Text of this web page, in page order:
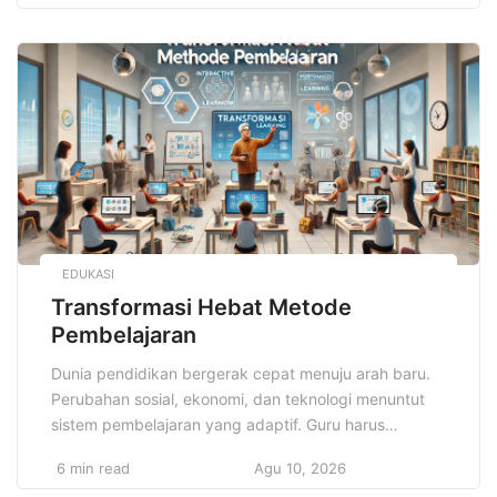
melalui pakaian mereka. Gaya berpakaian pria
menggabungkan kenyamanan dan kepraktisan
dengan desain yang modern, memberikan fleksibilitas
bagi […]
EDUKASI
Transformasi Hebat Metode
Pembelajaran
Dunia pendidikan bergerak cepat menuju arah baru.
Perubahan sosial, ekonomi, dan teknologi menuntut
sistem pembelajaran yang adaptif. Guru harus
kreativitas siswa. Transformasi Hebat Metode
6 min read Agu 10, 2026